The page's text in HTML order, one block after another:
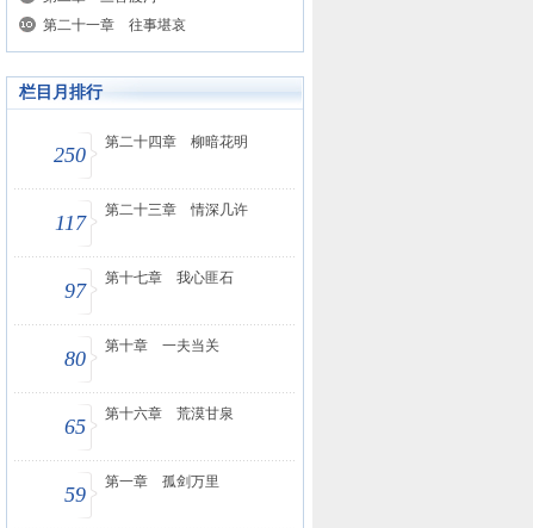
第二十一章 往事堪哀
栏目月排行
250
第二十四章 柳暗花明
117
第二十三章 情深几许
97
第十七章 我心匪石
80
第十章 一夫当关
65
第十六章 荒漠甘泉
59
第一章 孤剑万里